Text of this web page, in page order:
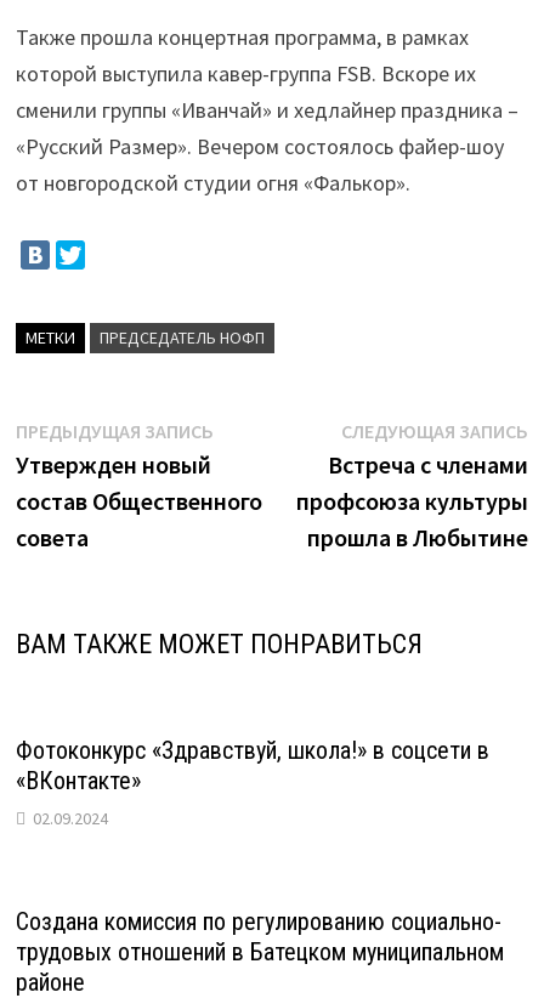
Также прошла концертная программа, в рамках
которой выступила кавер-группа FSB. Вскоре их
сменили группы «Иванчай» и хедлайнер праздника –
«Русский Размер». Вечером состоялось файер-шоу
от новгородской студии огня «Фалькор».
МЕТКИ ПРЕДСЕДАТЕЛЬ НОФП
Навигация
по
записям
ПРЕДЫДУЩАЯ ЗАПИСЬ
Утвержден новый
состав Общественного
совета
СЛЕДУЮЩАЯ ЗАПИСЬ
Встреча с членами
профсоюза культуры
прошла в Любытине
ВАМ ТАКЖЕ МОЖЕТ ПОНРАВИТЬСЯ
Фотоконкурс «Здравствуй, школа!» в соцсети в
«ВКонтакте»
02.09.2024
Создана комиссия по регулированию социально-
трудовых отношений в Батецком муниципальном
районе